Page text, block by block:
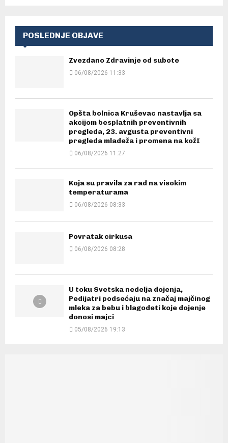
POSLEDNJE OBJAVE
Zvezdano Zdravinje od subote
06/08/2026 11:33
Opšta bolnica Kruševac nastavlja sa
akcijom besplatnih preventivnih
pregleda, 23. avgusta preventivni
pregleda mladeža i promena na kožI
06/08/2026 11:27
Koja su pravila za rad na visokim
temperaturama
06/08/2026 08:33
Povratak cirkusa
06/08/2026 08:28
U toku Svetska nedelja dojenja,
Pedijatri podsećaju na značaj majčinog
mleka za bebu i blagodeti koje dojenje
donosi majci
05/08/2026 19:13